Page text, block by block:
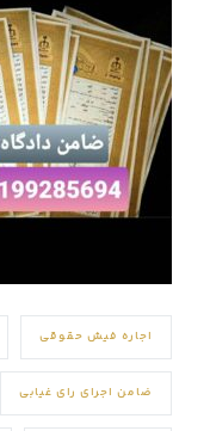
اجاره فیش حقوقی
ضامن اجرای رای غیابی